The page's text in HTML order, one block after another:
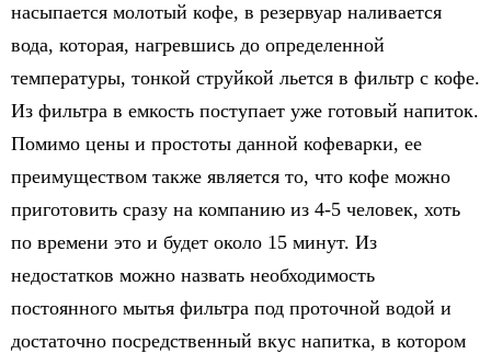
насыпается молотый кофе, в резервуар наливается
вода, которая, нагревшись до определенной
температуры, тонкой струйкой льется в фильтр с кофе.
Из фильтра в емкость поступает уже готовый напиток.
Помимо цены и простоты данной кофеварки, ее
преимуществом также является то, что кофе можно
приготовить сразу на компанию из 4-5 человек, хоть
по времени это и будет около 15 минут. Из
недостатков можно назвать необходимость
постоянного мытья фильтра под проточной водой и
достаточно посредственный вкус напитка, в котором